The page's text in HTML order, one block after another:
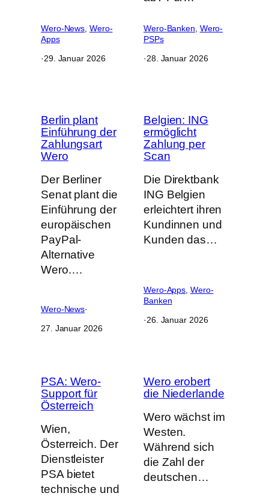
Wero-News Wero-
Apps
·29. Januar 2026
Wero-Banken Wero-
PSPs
·28. Januar 2026
Berlin plant
Einführung der
Zahlungsart
Wero
Der Berliner
Senat plant die
Einführung der
europäischen
PayPal-
Alternative
Wero.…
Wero-News·
27. Januar 2026
Belgien: ING
ermöglicht
Zahlung per
Scan
Die Direktbank
ING Belgien
erleichtert ihren
Kundinnen und
Kunden das…
Wero-Apps Wero-
Banken
·26. Januar 2026
PSA: Wero-
Support für
Österreich
Wien,
Österreich. Der
Dienstleister
PSA bietet
technische und
Wero erobert
die Niederlande
Wero wächst im
Westen.
Während sich
die Zahl der
deutschen…